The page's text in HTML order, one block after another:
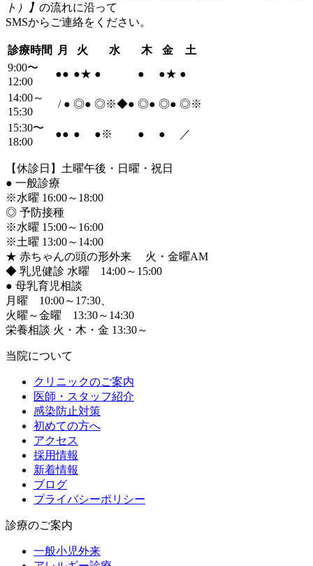
ト）】 の流れに沿って
SMSからご連絡をください。
診療時間 月 火 水 木 金
土
9:00〜
12:00
●● ●★ ● ● ●★ ●
14:00～
15:30
/ ● ◎● ◎※◆● ◎● ◎● ◎※
15:30〜
18:00
●● ● ●※ ● ● ／
【休診日】土曜午後・日曜・祝日
● 一般診療
※水曜 16:00～18:00
◎ 予防接種
※水曜 15:00～16:00
※土曜 13:00～14:00
★ 赤ちゃんの頭の形外来 火・金曜AM
◆ 乳児健診 水曜 14:00～15:00
● 母乳育児相談
月曜 10:00～17:30、
火曜～金曜 13:30～14:30
栄養相談 火・木・金 13:30～
当院について
クリニックのご案内
医師・スタッフ紹介
感染防止対策
初めての方へ
アクセス
採用情報
新着情報
ブログ
プライバシーポリシー
診療のご案内
一般小児外来